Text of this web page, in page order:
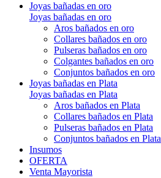
Joyas bañadas en oro
Joyas bañadas en oro
Aros bañados en oro
Collares bañados en oro
Pulseras bañados en oro
Colgantes bañados en oro
Conjuntos bañados en oro
Joyas bañadas en Plata
Joyas bañadas en Plata
Aros bañados en Plata
Collares bañados en Plata
Pulseras bañados en Plata
Conjuntos bañados en Plata
Insumos
OFERTA
Venta Mayorista